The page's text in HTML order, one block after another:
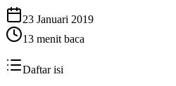
23 Januari 2019
13 menit baca
Daftar isi